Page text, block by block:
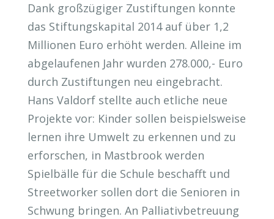
Dank großzügiger Zustiftungen konnte
das Stiftungskapital 2014 auf über 1,2
Millionen Euro erhöht werden. Alleine im
abgelaufenen Jahr wurden 278.000,- Euro
durch Zustiftungen neu eingebracht.
Hans Valdorf stellte auch etliche neue
Projekte vor: Kinder sollen beispielsweise
lernen ihre Umwelt zu erkennen und zu
erforschen, in Mastbrook werden
Spielbälle für die Schule beschafft und
Streetworker sollen dort die Senioren in
Schwung bringen. An Palliativbetreuung